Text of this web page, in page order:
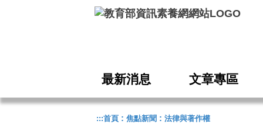
最新消息 文章專區
:::首頁 : 焦點新聞 : 法律與著作權